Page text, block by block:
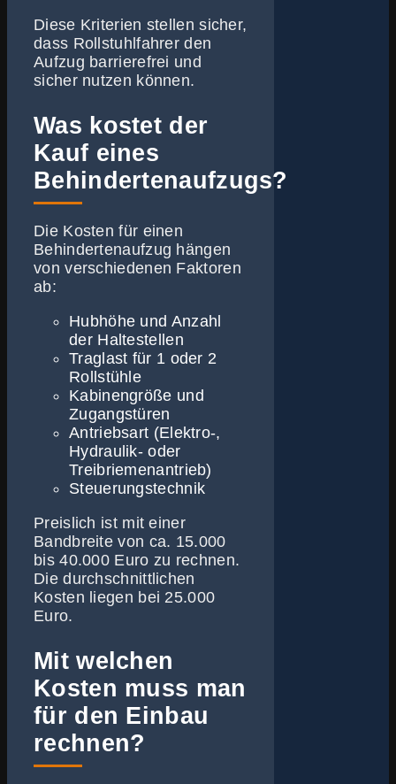
Diese Kriterien stellen sicher,
dass Rollstuhlfahrer den
Aufzug barrierefrei und
sicher nutzen können.
Was kostet der
Kauf eines
Behindertenaufzugs?
Die Kosten für einen
Behindertenaufzug hängen
von verschiedenen Faktoren
ab:
Hubhöhe und Anzahl
der Haltestellen
Traglast für 1 oder 2
Rollstühle
Kabinengröße und
Zugangstüren
Antriebsart (Elektro-,
Hydraulik- oder
Treibriemenantrieb)
Steuerungstechnik
Preislich ist mit einer
Bandbreite von ca. 15.000
bis 40.000 Euro zu rechnen.
Die durchschnittlichen
Kosten liegen bei 25.000
Euro.
Mit welchen
Kosten muss man
für den Einbau
rechnen?